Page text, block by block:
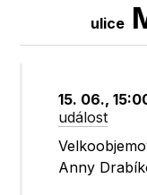
ulice
15. 06.,
událost
Anny